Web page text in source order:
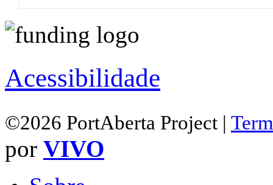
Acessibilidade
©2026 PortAberta Project |
por VIVO